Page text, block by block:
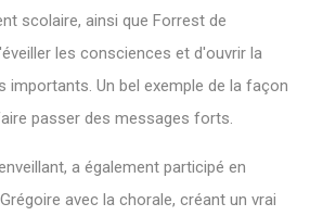
scolaire, ainsi que Forrest de
les consciences et d'ouvrir la
importants. Un bel exemple de la façon
passer des messages forts.
a également participé en
avec la chorale, créant un vrai